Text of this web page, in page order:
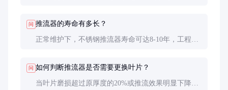
问 推流器的寿命有多长？
正常维护下，不锈钢推流器寿命可达8-10年，工程塑
问 如何判断推流器是否需要更换叶片？
当叶片磨损超过原厚度的20%或推流效果明显下降